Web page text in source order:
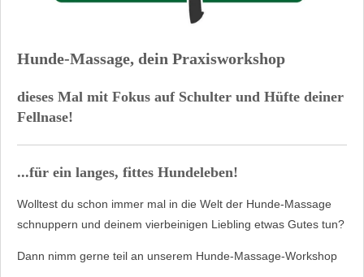
Hunde-Massage, dein Praxisworkshop
dieses Mal mit Fokus auf Schulter und Hüfte deiner
Fellnase!
...für ein langes, fittes Hundeleben!
Wolltest du schon immer mal in die Welt der Hunde-Massage
schnuppern und deinem vierbeinigen Liebling etwas Gutes tun?
Dann nimm gerne teil an unserem Hunde-Massage-Workshop